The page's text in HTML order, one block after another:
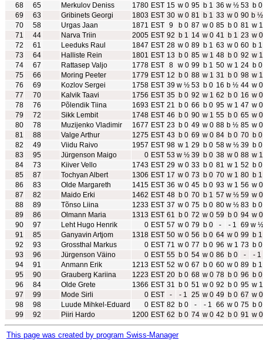
68
65 Merkulov Deniss 1780 EST 15 w 0 95 b 1 36 w ½ 53 b 0
69
63 Gribinets Georgi 1803 EST 30 w 0 81 b 1 33 w 0 90 b ½
70
58 Urgas Jaan 1871 EST 9 b 0 87 w 0 85 b 0 81 w 1
71
44 Narva Triin 2005 EST 92 b 1 14 w 0 41 b 1 23 w 0
72
61 Leeduks Raul 1847 EST 28 w 0 89 b 1 63 w 0 60 b 1
73
64 Halliste Rein 1801 EST 13 b 0 85 w 1 48 b 0 92 w 1
74
67 Rattasep Valjo 1778 EST 8 w 0 99 b 1 50 w 1 24 b 0
75
66 Moring Peeter 1779 EST 12 b 0 88 w 1 31 b 0 98 w 1
76
69 Kozlov Sergei 1758 EST 39 w ½ 53 b 0 16 b ½ 44 w 0
77
70 Kalvik Taavi 1756 EST 35 b 0 92 w 1 62 b 0 16 w 0
78
76 Põlendik Tiina 1693 EST 21 b 0 66 b 0 95 w 1 47 w 0
79
72 Sikk Lembit 1748 EST 46 b 0 90 w 1 55 b 0 65 w 0
80
78 Muzijenko Vladimir 1677 EST 23 b 0 49 w 0 88 b ½ 85 w 0
81
88 Valge Arthur 1275 EST 43 b 0 69 w 0 84 b 0 70 b 0
82
49 Viidu Raivo 1957 EST 98 w 1 29 b 0 58 w ½ 39 b 0
83
95 Jürgenson Maigo 0 EST 53 w ½ 39 b 0 38 w 0 88 w 1
84
73 Kiiver Vello 1743 EST 29 w 0 33 b 0 81 w 1 52 b 0
85
87 Tochyan Albert 1306 EST 17 w 0 73 b 0 70 w 1 80 b 1
86
83 Olde Margareth 1415 EST 36 w 0 45 b 0 93 w 1 56 w 0
87
82 Maido Erki 1462 EST 48 b 0 70 b 1 57 w ½ 59 w 0
88
89 Tõnso Liina 1233 EST 37 w 0 75 b 0 80 w ½ 83 b 0
89
86 Olmann Maria 1313 EST 61 b 0 72 w 0 59 b 0 94 w 0
90
97 Leht Hugo Henrik 0 EST 57 w 0 79 b 0 - - 1 69 w ½
91
85 Ganyavin Artjom 1318 EST 50 w 0 56 b 0 64 w 0 99 b 1
92
93 Grossthal Markus 0 EST 71 w 0 77 b 0 96 w 1 73 b 0
93
96 Jürgenson Väino 0 EST 55 b 0 54 w 0 86 b 0 -
- 1
94
91 Anmann Erik 1213 EST 52 w 0 67 b 0 60 w 0 89 b 1
95
90 Grauberg Kariina 1223 EST 20 b 0 68 w 0 78 b 0 96 b 0
96
84 Olde Grete 1366 EST 31 b 0 51 w 0 92 b 0 95 w 1
97
99 Mode Sirli 0 EST - - 1 25 w 0 49 b 0 67 w 0
98
98 Luude Mihkel-Eduard 0 EST 82 b 0 - - 1 66 w 0 75 b 0
99
92 Piiri Hardo 1200 EST 62 b 0 74 w 0 42 b 0 91 w 0
This page was created by program Swiss-Manager